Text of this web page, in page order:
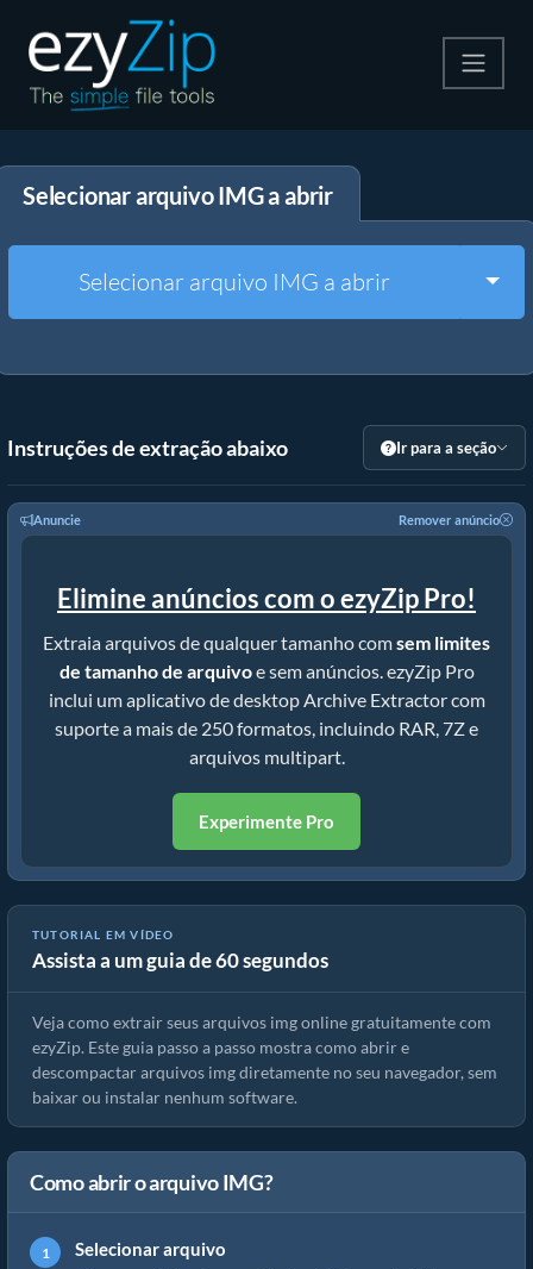
Descompactar
Outras Ferramentas
Selecionar arquivo IMG a abrir
Selecionar arquivo IMG a abrir
Instruções de extração abaixo Ir para a seção
Anuncie Remover anúncio
Elimine anúncios com o ezyZip Pro!
Extraia arquivos de qualquer tamanho comsem limites
de tamanho de arquivoe sem anúncios. ezyZip Pro
inclui um aplicativo de desktop Archive Extractor com
suporte a mais de 250 formatos, incluindo RAR, 7Z e
arquivos multipart.
Experimente Pro
TUTORIAL EM VÍDEO
Assista a um guia de 60 segundos
Como extrair arquivos img online com ezyZip (grátis, sem
instalação)
Veja como extrair seus arquivos img online gratuitamente com
ezyZip. Este guia passo a passo mostra como abrir e
descompactar arquivos img diretamente no seu navegador, sem
baixar ou instalar nenhum software.
Como abrir o arquivo IMG?
Selecionar arquivo